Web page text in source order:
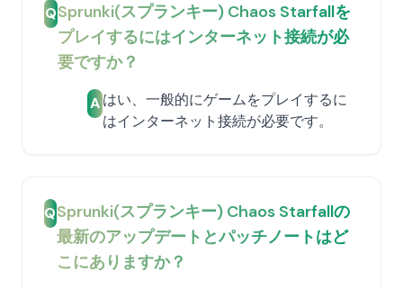
QSprunki(スプランキー) Chaos Starfallを
プレイするにはインターネット接続が必
要ですか？
Aはい、一般的にゲームをプレイするに
はインターネット接続が必要です。
QSprunki(スプランキー) Chaos Starfallの
最新のアップデートとパッチノートはど
こにありますか？